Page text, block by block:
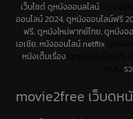
เว็บไซต์ ดูหนังออนลไลน์
ออนไลน์ 2024, ดูหนังออนไลน์ฟรี
ฟรี, ดูหนังใหม่พากย์ไทย, ดูหนังอ
เอเชีย, หนังออนไลน์ netflix
หนังเต็มเรื่อง
ร
movie2free เว็บดู